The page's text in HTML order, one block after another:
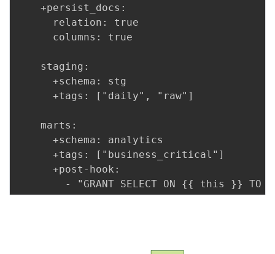
    +persist_docs:
      relation: true
      columns: true
    staging:
      +schema: stg
      +tags: ["daily", "raw"]
    marts:
      +schema: analytics
      +tags: ["business_critical"]
      +post-hook: